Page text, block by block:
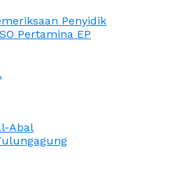
Penyidik
Pertamina EP
Abal